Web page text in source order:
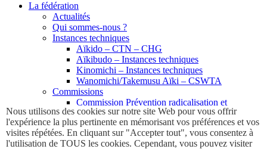
La fédération
Actualités
Qui sommes-nous ?
Instances techniques
Aïkido – CTN – CHG
Aïkibudo – Instances techniques
Kinomichi – Instances techniques
Wanomichi/Takemusu Aïki – CSWTA
Commissions
Commission Prévention radicalisation et
violences sexuelles
Dans les régions
Documentation
Médiathèque
Nous utilisons des cookies sur notre site Web pour vous offrir
l'expérience la plus pertinente en mémorisant vos préférences et vos
visites répétées. En cliquant sur "Accepter tout", vous consentez à
l'utilisation de TOUS les cookies. Cependant, vous pouvez visiter